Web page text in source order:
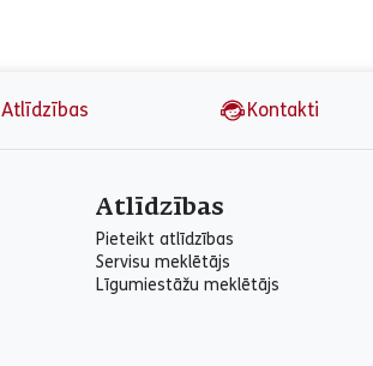
Atlīdzības Kontakti
Atlīdzības
Pieteikt atlīdzības
Servisu meklētājs
Līgumiestāžu meklētājs